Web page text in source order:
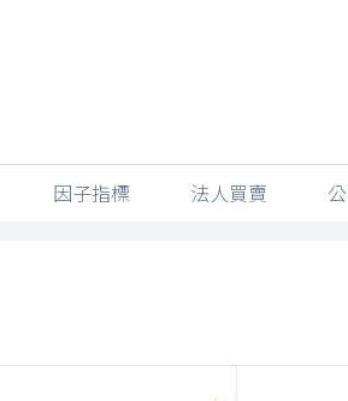
因子指標 法人買賣